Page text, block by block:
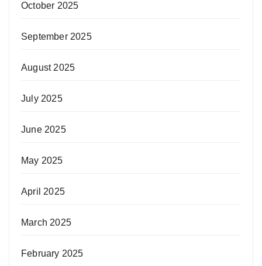
October 2025
September 2025
August 2025
July 2025
June 2025
May 2025
April 2025
March 2025
February 2025